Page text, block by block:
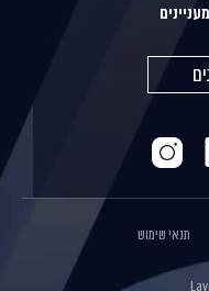
תנאי שימוש